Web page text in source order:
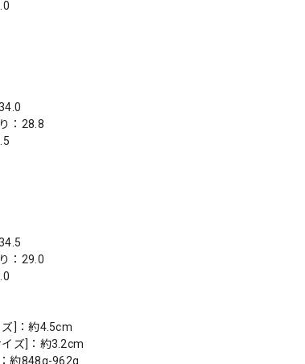
：28.8
：29.0
]：約4.5cm
ズ]：約3.2cm
約848g-962g